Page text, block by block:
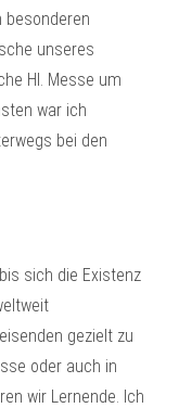
besonderen
unseres
Hl. Messe um
war ich
bei den
sich die Existenz
gezielt zu
oder auch in
wir Lernende. Ich